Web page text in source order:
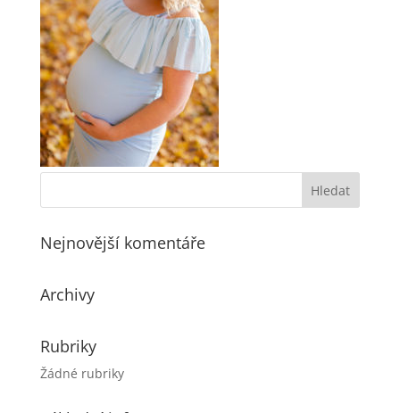
Nejnovější komentáře
Archivy
Rubriky
Žádné rubriky